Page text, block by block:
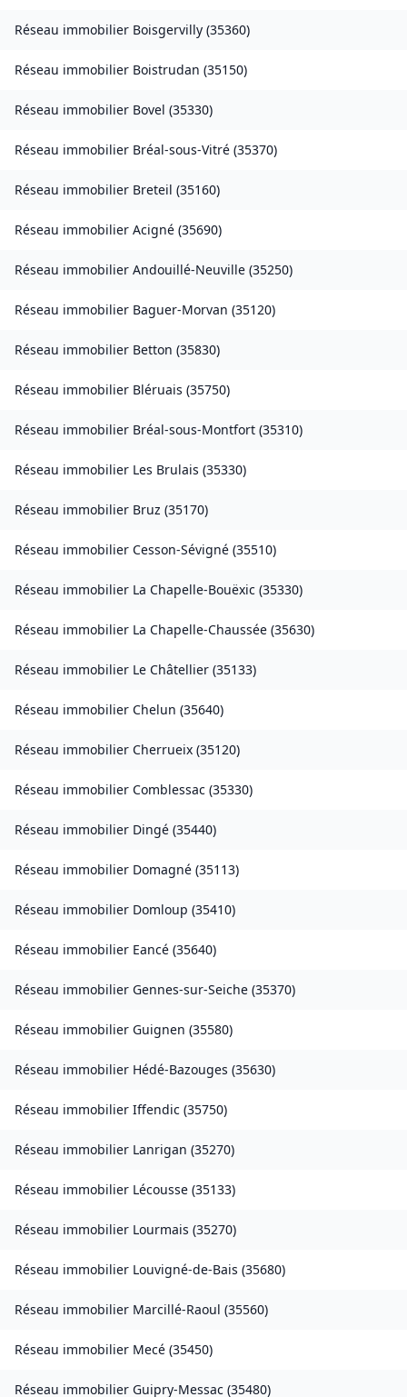
Réseau immobilier Boisgervilly (35360)
Réseau immobilier Boistrudan (35150)
Réseau immobilier Bovel (35330)
Réseau immobilier Bréal-sous-Vitré (35370)
Réseau immobilier Breteil (35160)
Réseau immobilier Acigné (35690)
Réseau immobilier Andouillé-Neuville (35250)
Réseau immobilier Baguer-Morvan (35120)
Réseau immobilier Betton (35830)
Réseau immobilier Bléruais (35750)
Réseau immobilier Bréal-sous-Montfort (35310)
Réseau immobilier Les Brulais (35330)
Réseau immobilier Bruz (35170)
Réseau immobilier Cesson-Sévigné (35510)
Réseau immobilier La Chapelle-Bouëxic (35330)
Réseau immobilier La Chapelle-Chaussée (35630)
Réseau immobilier Le Châtellier (35133)
Réseau immobilier Chelun (35640)
Réseau immobilier Cherrueix (35120)
Réseau immobilier Comblessac (35330)
Réseau immobilier Dingé (35440)
Réseau immobilier Domagné (35113)
Réseau immobilier Domloup (35410)
Réseau immobilier Eancé (35640)
Réseau immobilier Gennes-sur-Seiche (35370)
Réseau immobilier Guignen (35580)
Réseau immobilier Hédé-Bazouges (35630)
Réseau immobilier Iffendic (35750)
Réseau immobilier Lanrigan (35270)
Réseau immobilier Lécousse (35133)
Réseau immobilier Lourmais (35270)
Réseau immobilier Louvigné-de-Bais (35680)
Réseau immobilier Marcillé-Raoul (35560)
Réseau immobilier Mecé (35450)
Réseau immobilier Guipry-Messac (35480)